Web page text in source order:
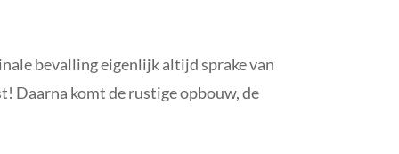
bevalling eigenlijk altijd sprake van
Daarna komt de rustige opbouw, de